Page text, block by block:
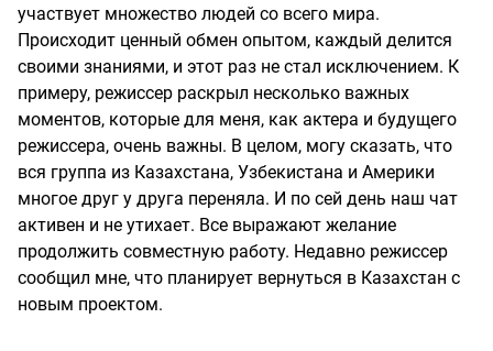
участвует множество людей со всего мира.
Происходит ценный обмен опытом, каждый делится
своими знаниями, и этот раз не стал исключением. К
примеру, режиссер раскрыл несколько важных
моментов, которые для меня, как актера и будущего
режиссера, очень важны. В целом, могу сказать, что
вся группа из Казахстана, Узбекистана и Америки
многое друг у друга переняла. И по сей день наш чат
активен и не утихает. Все выражают желание
продолжить совместную работу. Недавно режиссер
сообщил мне, что планирует вернуться в Казахстан с
новым проектом.